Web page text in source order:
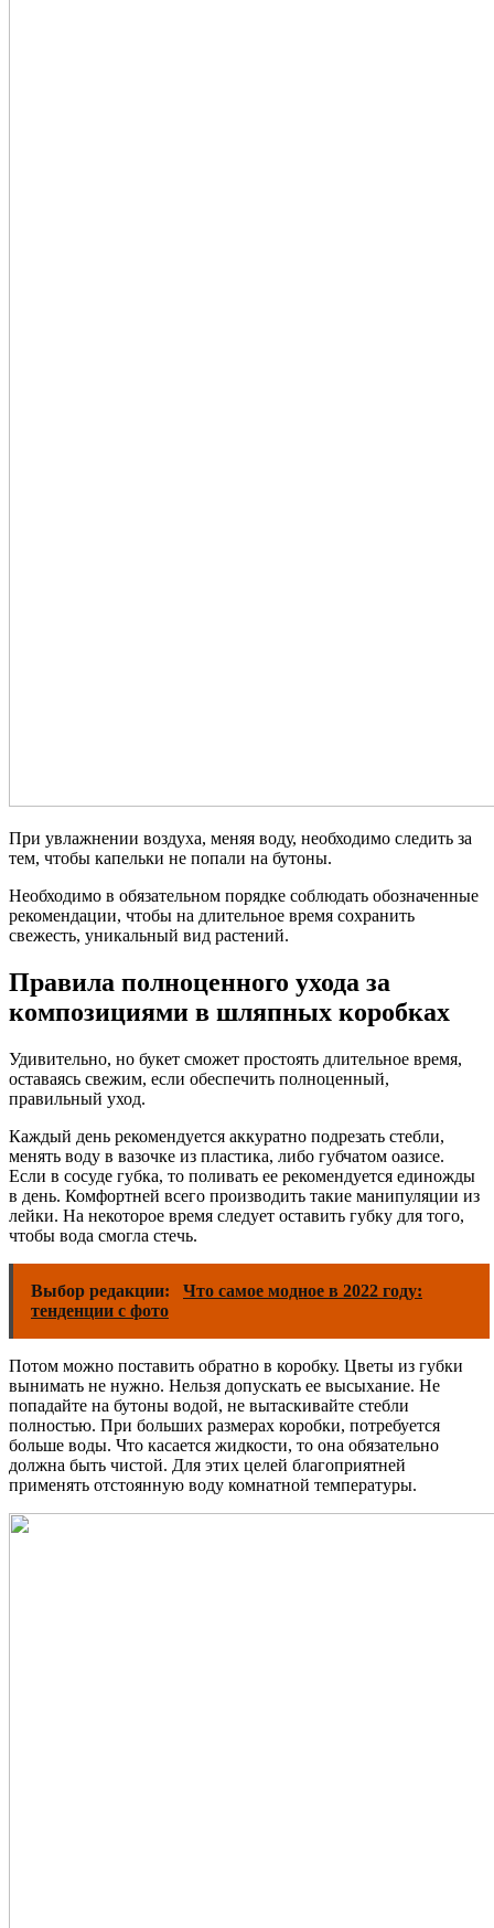
При увлажнении воздуха, меняя воду, необходимо следить за
тем, чтобы капельки не попали на бутоны.
Необходимо в обязательном порядке соблюдать обозначенные
рекомендации, чтобы на длительное время сохранить
свежесть, уникальный вид растений.
Правила полноценного ухода за
композициями в шляпных коробках
Удивительно, но букет сможет простоять длительное время,
оставаясь свежим, если обеспечить полноценный,
правильный уход.
Каждый день рекомендуется аккуратно подрезать стебли,
менять воду в вазочке из пластика, либо губчатом оазисе.
Если в сосуде губка, то поливать ее рекомендуется единожды
в день. Комфортней всего производить такие манипуляции из
лейки. На некоторое время следует оставить губку для того,
чтобы вода смогла стечь.
Выбор редакции:
Что самое модное в 2022 году:
тенденции с фото
Потом можно поставить обратно в коробку. Цветы из губки
вынимать не нужно. Нельзя допускать ее высыхание. Не
попадайте на бутоны водой, не вытаскивайте стебли
полностью. При больших размерах коробки, потребуется
больше воды. Что касается жидкости, то она обязательно
должна быть чистой. Для этих целей благоприятней
применять отстоянную воду комнатной температуры.